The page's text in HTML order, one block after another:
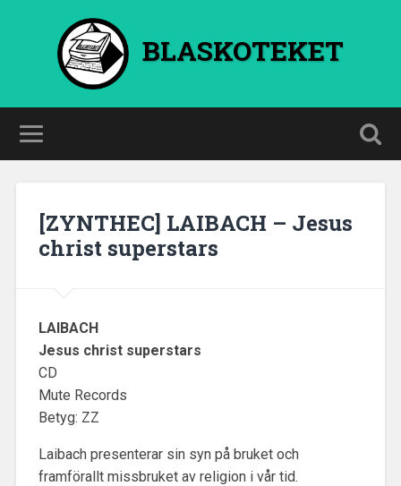
BLASKOTEKET
[ZYNTHEC] LAIBACH – Jesus
christ superstars
LAIBACH
Jesus christ superstars
CD
Mute Records
Betyg: ZZ
Laibach presenterar sin syn på bruket och
framförallt missbruket av religion i vår tid.